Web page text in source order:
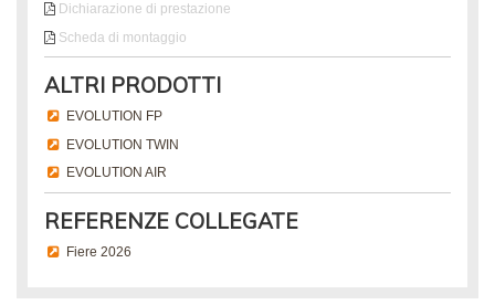
Dichiarazione di prestazione
Scheda di montaggio
ALTRI PRODOTTI
EVOLUTION FP
EVOLUTION TWIN
EVOLUTION AIR
REFERENZE COLLEGATE
Fiere 2026